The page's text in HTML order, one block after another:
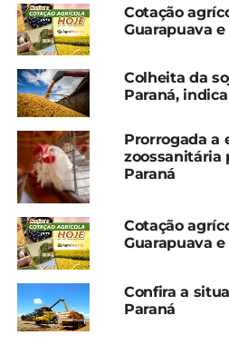
natura, com US$ 524,1
com US$ 318,4 milhões
BALANÇA COMERCIAL
A balança comercial do
alta no primeiro bimestre,
US$ 641,7 milhões (R$ 3,7
com destaque para adubos
254,9 milhões).
*AEN-PR com edição
Cotação
Guarapuava
Colheita da
Paraná,
Prorrogada a
zoossanitária
Paraná
Cotação
Guarapuava
Confira a
Paraná